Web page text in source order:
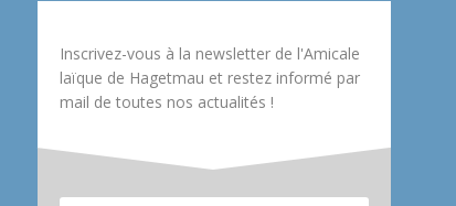
Inscrivez-vous à la newsletter de l'Amicale
laïque de Hagetmau et restez informé par
mail de toutes nos actualités !